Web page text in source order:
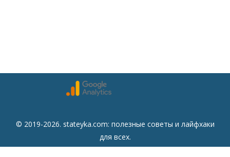
© 2019-2026. stateyka.com: полезные советы и лайфхаки
для всех.